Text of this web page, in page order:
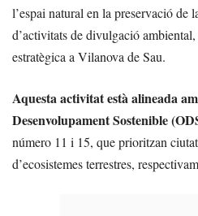
l’espai natural en la preservació
d’activitats de divulgació
estratègica a Vilanova de Sau.
Aquesta activitat està alineada
Desenvolupament Sostenible
número 11 i 15, que prioritzan
d’ecosistemes terrestres,